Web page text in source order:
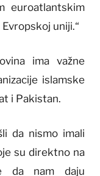
euroatlantskim
uniji.“
ima važne
islamske
i Pakistan.
da nismo imali
su direktno na
da nam daju